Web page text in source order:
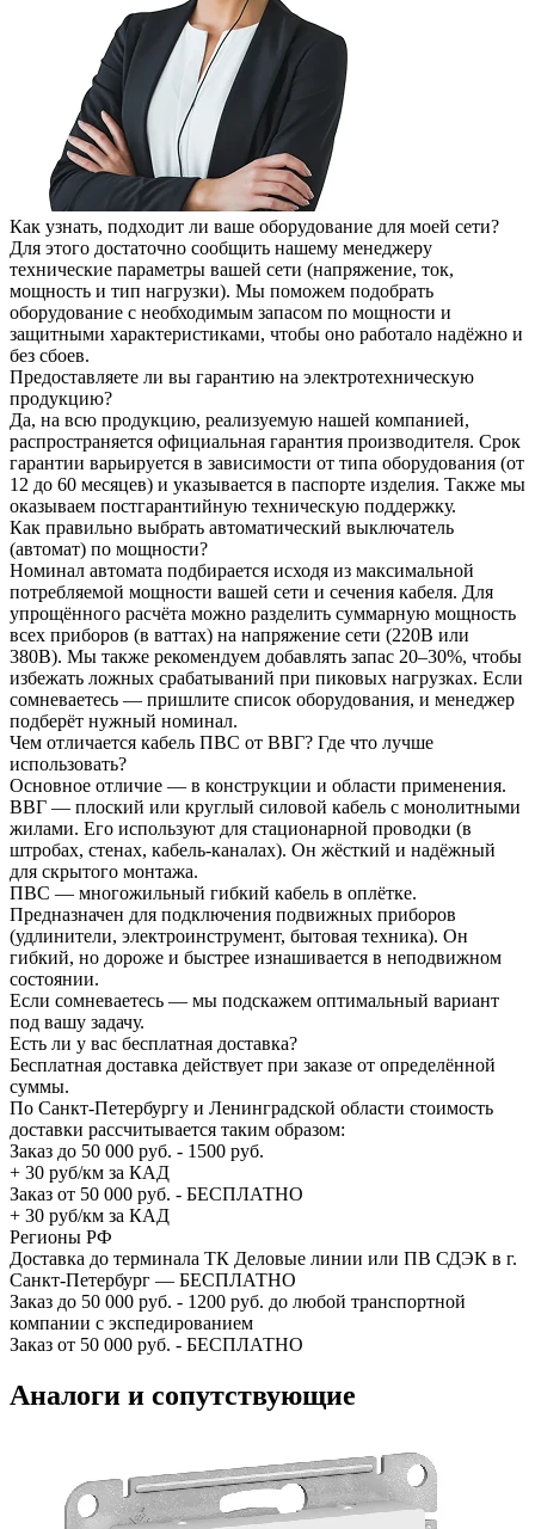
Как узнать, подходит ли ваше оборудование для моей сети?
Для этого достаточно сообщить нашему менеджеру
технические параметры вашей сети (напряжение, ток,
мощность и тип нагрузки). Мы поможем подобрать
оборудование с необходимым запасом по мощности и
защитными характеристиками, чтобы оно работало надёжно и
без сбоев.
Предоставляете ли вы гарантию на электротехническую
продукцию?
Да, на всю продукцию, реализуемую нашей компанией,
распространяется официальная гарантия производителя. Срок
гарантии варьируется в зависимости от типа оборудования (от
12 до 60 месяцев) и указывается в паспорте изделия. Также мы
оказываем постгарантийную техническую поддержку.
Как правильно выбрать автоматический выключатель
(автомат) по мощности?
Номинал автомата подбирается исходя из максимальной
потребляемой мощности вашей сети и сечения кабеля. Для
упрощённого расчёта можно разделить суммарную мощность
всех приборов (в ваттах) на напряжение сети (220В или
380В). Мы также рекомендуем добавлять запас 20–30%, чтобы
избежать ложных срабатываний при пиковых нагрузках. Если
сомневаетесь — пришлите список оборудования, и менеджер
подберёт нужный номинал.
Чем отличается кабель ПВС от ВВГ? Где что лучше
использовать?
Основное отличие — в конструкции и области применения.
ВВГ — плоский или круглый силовой кабель с монолитными
жилами. Его используют для стационарной проводки (в
штробах, стенах, кабель-каналах). Он жёсткий и надёжный
для скрытого монтажа.
ПВС — многожильный гибкий кабель в оплётке.
Предназначен для подключения подвижных приборов
(удлинители, электроинструмент, бытовая техника). Он
гибкий, но дороже и быстрее изнашивается в неподвижном
состоянии.
Если сомневаетесь — мы подскажем оптимальный вариант
под вашу задачу.
Есть ли у вас бесплатная доставка?
Бесплатная доставка действует при заказе от определённой
суммы.
По Санкт-Петербургу и Ленинградской области стоимость
доставки рассчитывается таким образом:
Заказ до 50 000 руб. - 1500 руб.
+ 30 руб/км за КАД
Заказ от 50 000 руб. - БЕСПЛАТНО
+ 30 руб/км за КАД
Регионы РФ
Доставка до терминала ТК Деловые линии или ПВ СДЭК в г.
Санкт-Петербург — БЕСПЛАТНО
Заказ до 50 000 руб. - 1200 руб. до любой транспортной
компании с экспедированием
Заказ от 50 000 руб. - БЕСПЛАТНО
Аналоги и сопутствующие